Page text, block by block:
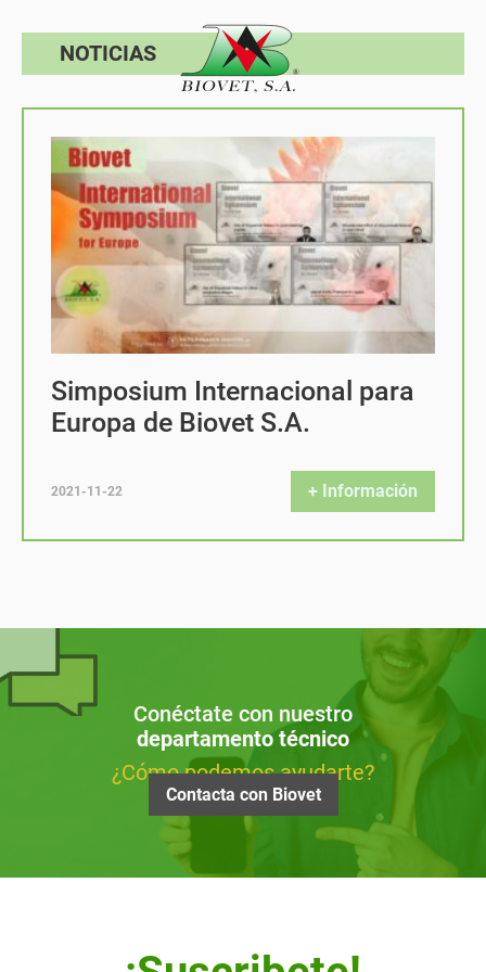
NOTICIAS
Simposium Internacional para
Europa de Biovet S.A.
2021-11-22 + Información
Conéctate con nuestro
departamento técnico
¿Cómo podemos ayudarte?
Contacta con Biovet